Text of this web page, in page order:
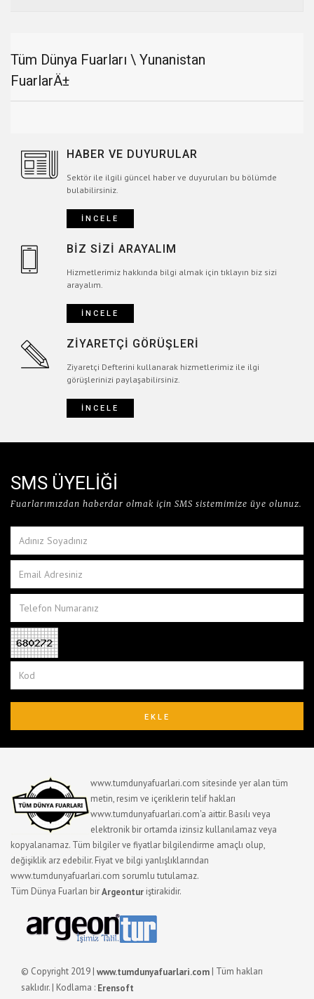
Tüm Dünya Fuarları \ Yunanistan
FuarlarÄ±
HABER VE DUYURULAR
Sektör ile ilgili güncel haber ve duyuruları bu bölümde
bulabilirsiniz.
İNCELE
BİZ SİZİ ARAYALIM
Hizmetlerimiz hakkında bilgi almak için tıklayın biz sizi
arayalım.
İNCELE
ZİYARETÇİ GÖRÜŞLERİ
Ziyaretçi Defterini kullanarak hizmetlerimiz ile ilgi
görüşlerinizi paylaşabilirsiniz.
İNCELE
SMS ÜYELİĞİ
Fuarlarımızdan haberdar olmak için SMS sistemimize üye olunuz.
www.tumdunyafuarlari.com sitesinde yer alan tüm
metin, resim ve içeriklerin telif hakları
www.tumdunyafuarlari.com'a aittir. Basılı veya
elektronik bir ortamda izinsiz kullanılamaz veya
kopyalanamaz. Tüm bilgiler ve fiyatlar bilgilendirme amaçlı olup,
değişiklik arz edebilir. Fiyat ve bilgi yanlışlıklarından
www.tumdunyafuarlari.com sorumlu tutulamaz.
Tüm Dünya Fuarları birArgeontur iştirakidir.
© Copyright 2019 | www.tumdunyafuarlari.com | Tüm hakları
saklıdır. | Kodlama : Erensoft